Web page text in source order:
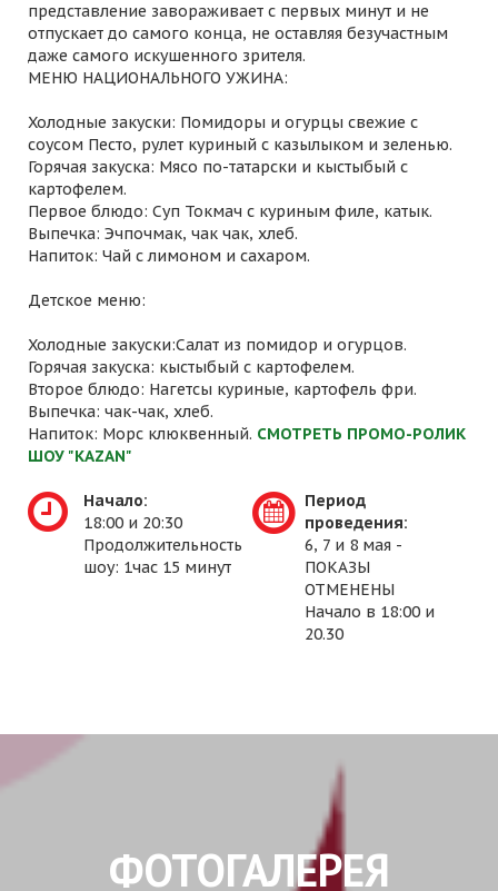
представление завораживает с первых минут и не
отпускает до самого конца, не оставляя безучастным
даже самого искушенного зрителя.
МЕНЮ НАЦИОНАЛЬНОГО УЖИНА:
Холодные закуски: Помидоры и огурцы свежие с
соусом Песто, рулет куриный с казылыком и зеленью.
Горячая закуска: Мясо по-татарски и кыстыбый с
картофелем.
Первое блюдо: Суп Токмач с куриным филе, катык.
Выпечка: Эчпочмак, чак чак, хлеб.
Напиток: Чай с лимоном и сахаром.
Детское меню:
Холодные закуски:Салат из помидор и огурцов.
Горячая закуска: кыстыбый с картофелем.
Второе блюдо: Нагетсы куриные, картофель фри.
Выпечка: чак-чак, хлеб.
Напиток: Морс клюквенный. СМОТРЕТЬ ПРОМО-РОЛИК
ШОУ "KAZAN"
Начало:
18:00 и 20:30
Продолжительность
шоу: 1час 15 минут
Период
проведения:
6, 7 и 8 мая -
ПОКАЗЫ
ОТМЕНЕНЫ
Начало в 18:00 и
20.30
ФОТОГАЛЕРЕЯ